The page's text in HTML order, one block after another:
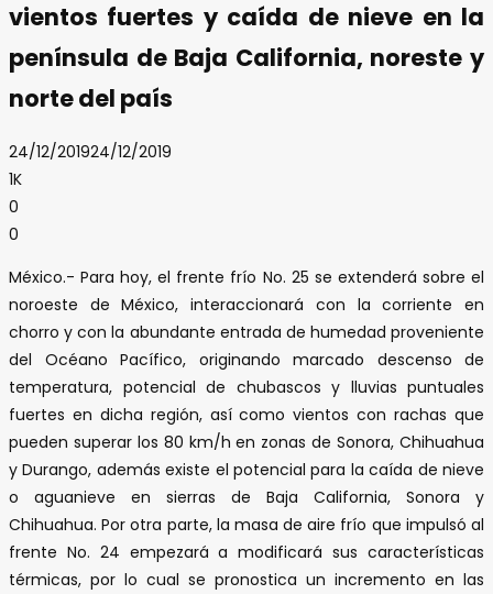
vientos fuertes y caída de nieve en la
península de Baja California, noreste y
norte del país
24/12/201924/12/2019
1K
0
0
México.- Para hoy, el frente frío No. 25 se extenderá sobre el
noroeste de México, interaccionará con la corriente en
chorro y con la abundante entrada de humedad proveniente
del Océano Pacífico, originando marcado descenso de
temperatura, potencial de chubascos y lluvias puntuales
fuertes en dicha región, así como vientos con rachas que
pueden superar los 80 km/h en zonas de Sonora, Chihuahua
y Durango, además existe el potencial para la caída de nieve
o aguanieve en sierras de Baja California, Sonora y
Chihuahua. Por otra parte, la masa de aire frío que impulsó al
frente No. 24 empezará a modificará sus características
térmicas, por lo cual se pronostica un incremento en las